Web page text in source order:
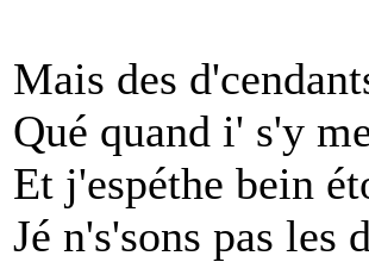
Mais des
Qué quand i' s'y
Et j'espéthe bein
Jé n's'sons pas les